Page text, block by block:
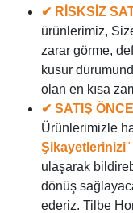
✔ RİSKSİZ
ürünlerimiz,
zarar görme,
kusur
olan en kısa
✔ SATIŞ
Ürünlerimizle
Şikayetlerinizi"
ulaşarak
dönüş
ederiz. Tilbe